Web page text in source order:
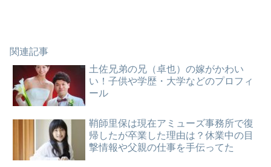
関連記事
土佐兄弟の兄（卓也）の嫁がかわい
い！子供や学歴・大学などのプロフィ
ール
鞘師里保は現在アミューズ事務所で復
帰したが卒業した理由は？休業中の目
撃情報や父親の仕事を手伝ってた